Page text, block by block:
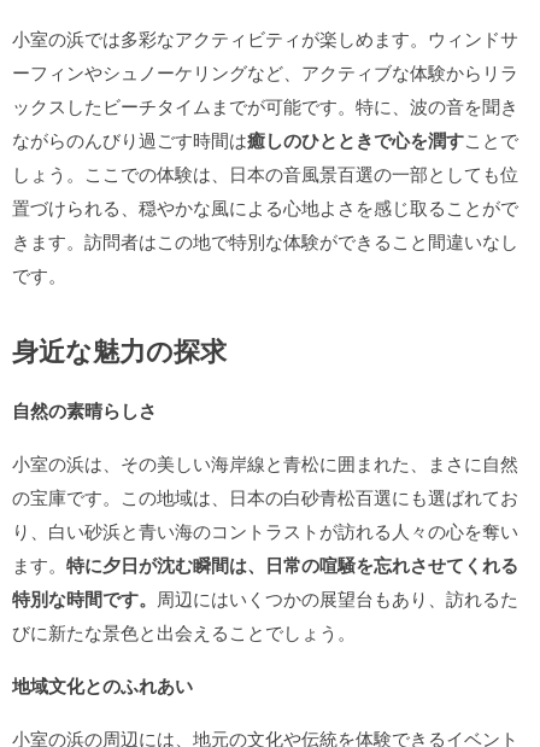
小室の浜では多彩なアクティビティが楽しめます。ウィンドサ
ーフィンやシュノーケリングなど、アクティブな体験からリラ
ックスしたビーチタイムまでが可能です。特に、波の音を聞き
ながらのんびり過ごす時間は癒しのひとときで心を潤すことで
しょう。ここでの体験は、日本の音風景百選の一部としても位
置づけられる、穏やかな風による心地よさを感じ取ることがで
きます。訪問者はこの地で特別な体験ができること間違いなし
です。
身近な魅力の探求
自然の素晴らしさ
小室の浜は、その美しい海岸線と青松に囲まれた、まさに自然
の宝庫です。この地域は、日本の白砂青松百選にも選ばれてお
り、白い砂浜と青い海のコントラストが訪れる人々の心を奪い
ます。 特に夕日が沈む瞬間は、日常の喧騒を忘れさせてくれる
特別な時間です。 周辺にはいくつかの展望台もあり、訪れるた
びに新たな景色と出会えることでしょう。
地域文化とのふれあい
小室の浜の周辺には、地元の文化や伝統を体験できるイベント